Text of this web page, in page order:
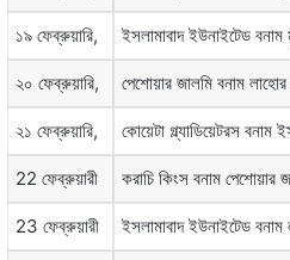
১৯ ফেব্রুয়ারি, ইসলামাবাদ ইউনাইটেড
২০ ফেব্রুয়ারি, পেশোয়ার জালমি বনাম লাহোর
২১ ফেব্রুয়ারি, কোয়েটা গ্ল্যাডিয়েটরস বনাম
22 ফেব্রুয়ারী করাচি কিংস বনাম পেশোয়ার
23 ফেব্রুয়ারী ইসলামাবাদ ইউনাইটেড বনাম